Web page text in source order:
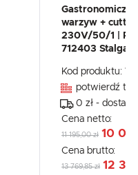
warzyw +
230V/50/1 |
712403 Stalgast
Kod produktu:
potwierdź
0 zł -
Cena netto:
11 195,00 zł 10
Cena brutto:
13 769,85 zł 12